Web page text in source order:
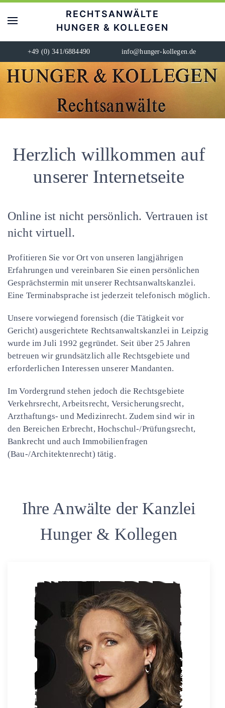
RECHTSANWÄLTE
HUNGER & KOLLEGEN
+49 (0) 341/6884490 info@hunger-kollegen.de
Herzlich willkommen auf
unserer Internetseite
Online ist nicht persönlich. Vertrauen ist
nicht virtuell.
Profitieren Sie vor Ort von unseren langjährigen
Erfahrungen und vereinbaren Sie einen persönlichen
Gesprächstermin mit unserer Rechtsanwaltskanzlei.
Eine Terminabsprache ist jederzeit telefonisch möglich.
Unsere vorwiegend forensisch (die Tätigkeit vor
Gericht) ausgerichtete Rechtsanwaltskanzlei in Leipzig
wurde im Juli 1992 gegründet. Seit über 25 Jahren
betreuen wir grundsätzlich alle Rechtsgebiete und
erforderlichen Interessen unserer Mandanten.
Im Vordergrund stehen jedoch die Rechtsgebiete
Verkehrsrecht, Arbeitsrecht, Versicherungsrecht,
Arzthaftungs- und Medizinrecht. Zudem sind wir in
den Bereichen Erbrecht, Hochschul-/Prüfungsrecht,
Bankrecht und auch Immobilienfragen
(Bau-/Architektenrecht) tätig.
Ihre Anwälte der Kanzlei
Hunger & Kollegen